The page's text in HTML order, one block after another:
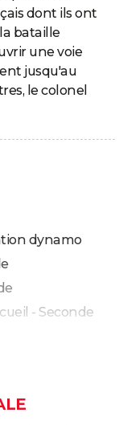
dont ils ont
bataille
une voie
jusqu'au
le colonel
dynamo
- Seconde